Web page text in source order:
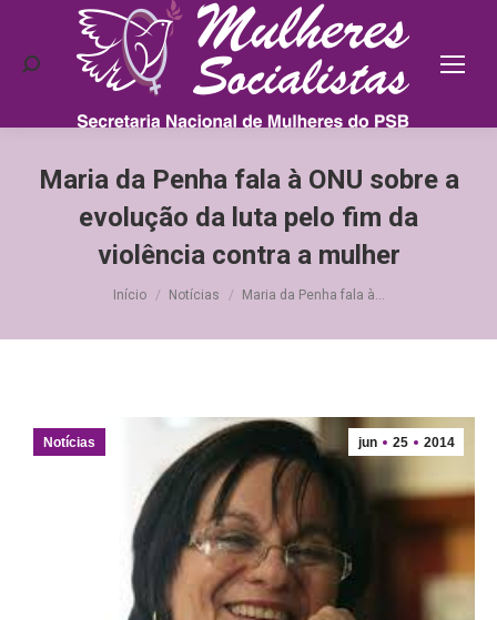
Search:
Maria da Penha fala à ONU sobre a
evolução da luta pelo fim da
violência contra a mulher
Você está aqui:
Início Notícias Maria da Penha fala à…
jun 25 2014
Notícias